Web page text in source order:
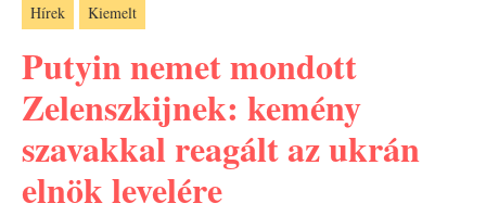
Hírek Kiemelt
Putyin nemet mondott
Zelenszkijnek: kemény
szavakkal reagált az ukrán
elnök levelére